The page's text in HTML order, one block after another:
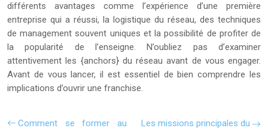
différents avantages comme l’expérience d’une première
entreprise qui a réussi, la logistique du réseau, des techniques
de management souvent uniques et la possibilité de profiter de
la popularité de l’enseigne. N’oubliez pas d’examiner
attentivement les {anchors} du réseau avant de vous engager.
Avant de vous lancer, il est essentiel de bien comprendre les
implications d’ouvrir une franchise.
Comment se former au
Les missions principales du